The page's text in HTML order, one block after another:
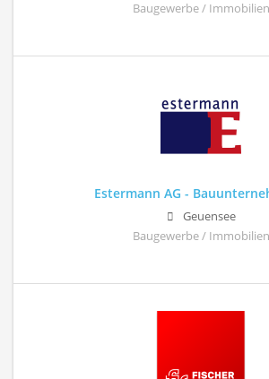
Baugewerbe / Immobilien
Estermann AG -
Geuensee
Baugewerbe / Immobilien